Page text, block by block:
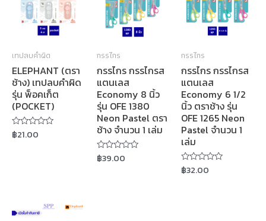
เทปลบคำผิด
ELEPHANT (ตรา
ช้าง) เทปลบคำผิด
รุ่น พ็อคเก็ต
(POCKET)
Rated
0
฿21.00
กรรไกร
กรรไกร กรรไกรส
แตนเลส
Economy 8 นิ้ว
รุ่น OFE 1380
Neon Pastel ตรา
ช้าง จำนวน 1 เล่ม
Rated
0
฿39.00
กรรไกร
กรรไกร กรรไกรส
แตนเลส
Economy 6 1/2
นิ้ว ตราช้าง รุ่น
OFE 1265 Neon
Pastel จำนวน 1
เล่ม
Rated
0
฿32.00